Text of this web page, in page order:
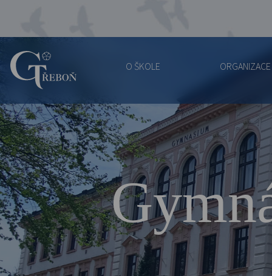
Gymnázium
Třeboň
O ŠKOLE